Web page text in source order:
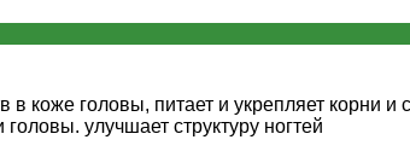
головы, питает и укрепляет корни и
улучшает структуру ногтей